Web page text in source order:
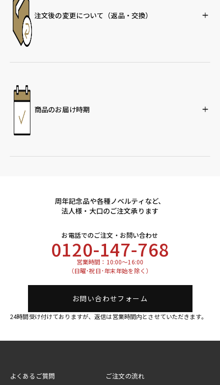
注文後の変更について （返品・交換）
商品のお届け時期
周年記念品や各種ノベルティなど、
法人様・大口のご注文承ります
お電話でのご注文・お問い合わせ
0120-147-768
営業時間：10:00～16:00
（日曜･祝日･年末年始を除く）
お問い合わせフォーム
24時間受け付けておりますが、返信は営業時間内とさせていただきます。
よくあるご質問 ご注文の流れ